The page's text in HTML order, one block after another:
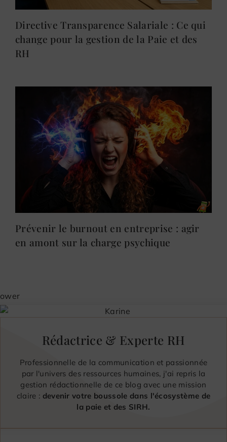
Directive Transparence Salariale : Ce qui
change pour la gestion de la Paie et des
RH
Prévenir le burnout en entreprise : agir
en amont sur la charge psychique
Rédactrice & Experte RH
Professionnelle de la communication et passionnée
par l'univers des ressources humaines, j'ai repris la
gestion rédactionnelle de ce blog avec une mission
claire : devenir votre boussole dans l'écosystème de
la paie et des SIRH.